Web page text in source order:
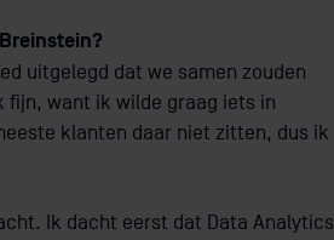
uitgelegd dat we samen zouden
fijn, want ik wilde graag iets in
klanten daar niet zitten, dus ik
Ik dacht eerst dat Data Analytics